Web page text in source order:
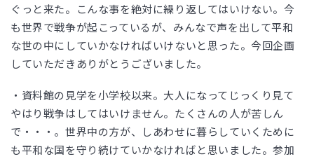
ぐっと来た。こんな事を絶対に繰り返してはいけない。今
も世界で戦争が起こっているが、みんなで声を出して平和
な世の中にしていかなければいけないと思った。今回企画
していただきありがとうございました。
・資料館の見学を小学校以来。大人になってじっくり見て
やはり戦争はしてはいけません。たくさんの人が苦しん
で・・・。世界中の方が、しあわせに暮らしていくために
も平和な国を守り続けていかなければと思いました。参加